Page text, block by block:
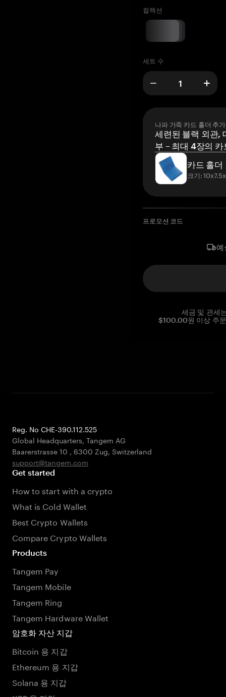
컬렉션
세트 수
나파 가죽 카드 홀더 추가
세련된 블랙 외관,
부 – 최대 4장의
카드 홀더
크기:
프로모션 코드
예
세금 및 관세
$100.00원 이상 주
Reg. No CHE-390.112.525
Global Headquarters, Tangem AG
Baarerstrasse 10 , 6300 Zug, Switzerland
support@tangem.com
Get started
How to start with a crypto
What is Cold Wallet
Best Crypto Wallets
Compare Crypto Wallets
Products
Tangem Pay
Tangem Mobile
Tangem Ring
Tangem Hardware Wallet
암호화 자산 지갑
Bitcoin 용 지갑
Ethereum 용 지갑
Solana 용 지갑